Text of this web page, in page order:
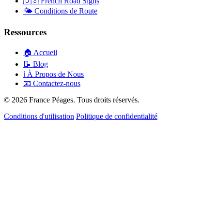
🌤️ Conditions de Route
Ressources
🏠 Accueil
📝 Blog
ℹ️ À Propos de Nous
📧 Contactez-nous
© 2026 France Péages. Tous droits réservés.
Conditions d'utilisation Politique de confidentialité